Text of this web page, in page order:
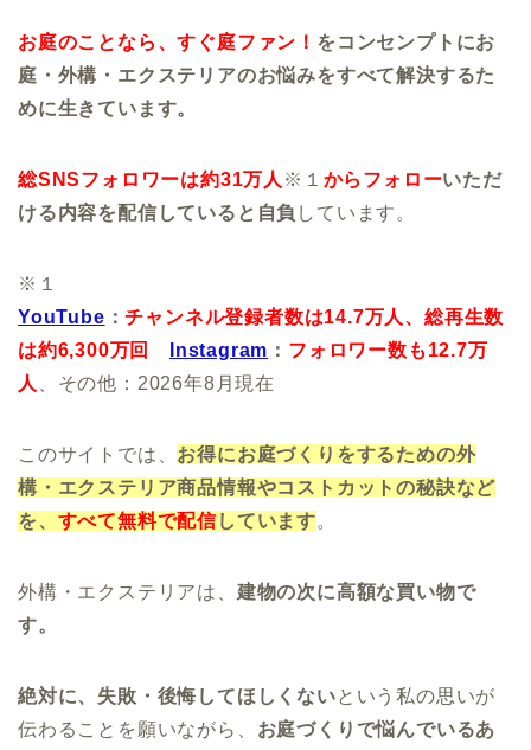
お庭のことなら、すぐ庭ファン！ をコンセンプトにお
庭・外構・エクステリアのお悩みをすべて解決するた
めに生きています。
総SNSフォロワーは約31万人 ※１ からフォローいただ
ける内容を配信していると自負 しています。
※１
YouTube ：チャンネル登録者数は14.7万人、総再生数
は約6,300万回
Instagram ： フォロワー数も12.7万
人
、その他：2026年8月現在
このサイトでは、 お得にお庭づくりをするための外
構・エクステリア商品情報やコストカットの秘訣など
を、 すべて無料で配信 しています。
外構・エクステリアは、 建物の次に高額な買い物で
す。
絶対に、失敗・後悔してほしくないという私の思いが
伝わることを願いながら、 お庭づくりで悩んでいるあ